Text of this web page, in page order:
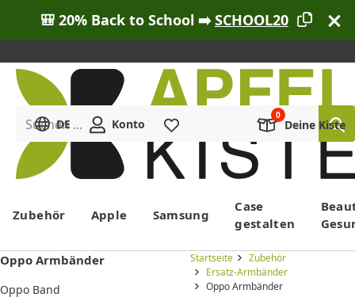
🎒 20% Back to School ➡️SCHOOL20
Menü
Suchen ...
DE Konto Deine Kiste
Zubehör Apple Samsung
Case
gestalten
Oppo Armbänder
Oppo Band
Startseite
Zubehör
Ersatz-Armbänder
Oppo Armbänder